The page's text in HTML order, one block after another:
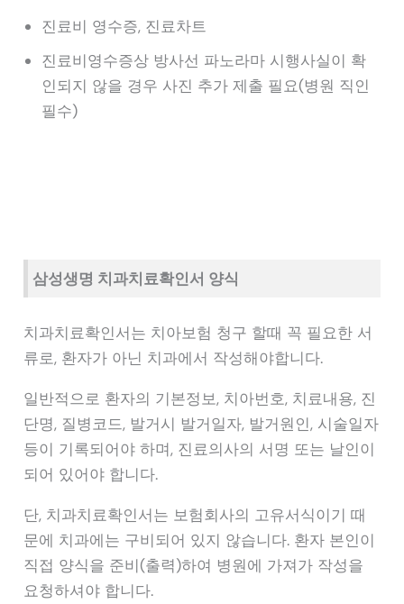
진료비 영수증, 진료차트
진료비영수증상 방사선 파노라마 시행사실이 확
인되지 않을 경우 사진 추가 제출 필요(병원 직인
필수)
삼성생명 치과치료확인서 양식
치과치료확인서는 치아보험 청구 할때 꼭 필요한 서
류로, 환자가 아닌 치과에서 작성해야합니다.
일반적으로 환자의 기본정보, 치아번호, 치료내용, 진
단명, 질병코드, 발거시 발거일자, 발거원인, 시술일자
등이 기록되어야 하며, 진료의사의 서명 또는 날인이
되어 있어야 합니다.
단, 치과치료확인서는 보험회사의 고유서식이기 때
문에 치과에는 구비되어 있지 않습니다. 환자 본인이
직접 양식을 준비(출력)하여 병원에 가져가 작성을
요청하셔야 합니다.